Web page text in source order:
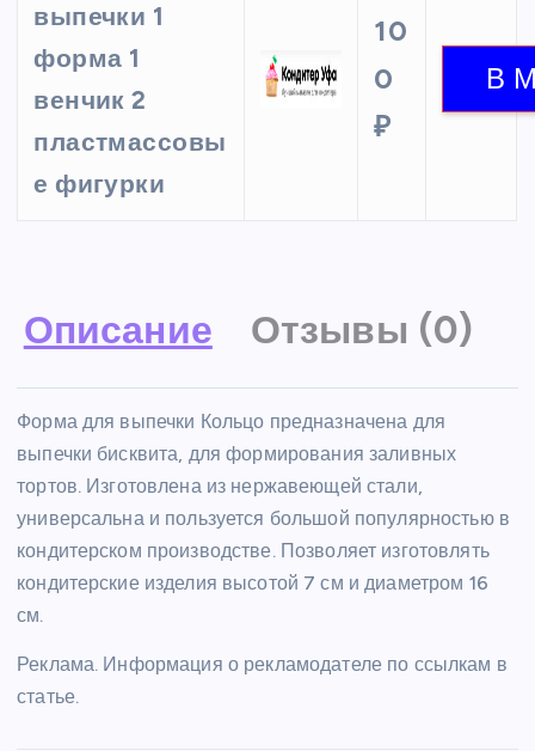
выпечки 1
форма 1
венчик 2
пластмассовы
е фигурки
10
0
₽
Описание Отзывы (0)
Форма для выпечки Кольцо предназначена для
выпечки бисквита, для формирования заливных
тортов. Изготовлена из нержавеющей стали,
универсальна и пользуется большой популярностью в
кондитерском производстве. Позволяет изготовлять
кондитерские изделия высотой 7 см и диаметром 16
см.
Реклама. Информация о рекламодателе по ссылкам в
статье.